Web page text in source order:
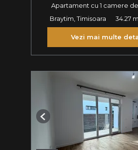
Apartament cu 1 camere
Braytim, Timisoara
34.27
Vezi mai multe
Previous